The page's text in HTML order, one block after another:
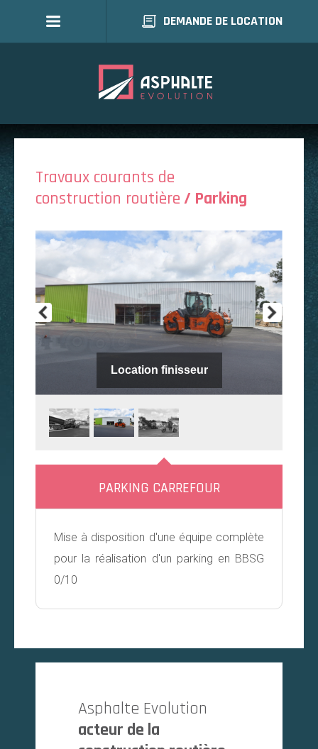
DEMANDE DE LOCATION
Travaux courants de
construction routière / Parking
Location finisseur
PARKING CARREFOUR
Mise à disposition d'une équipe complète
pour la réalisation d'un parking en BBSG
0/10
Asphalte Evolution
acteur de la